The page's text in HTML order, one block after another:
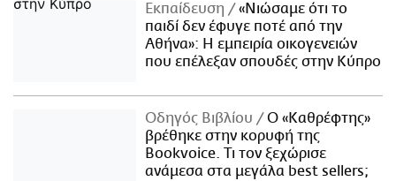
Εκπαίδευση
«Νιώσαμε ότι το
παιδί δεν έφυγε ποτέ από την
Αθήνα»: Η εμπειρία οικογενειών
που επέλεξαν σπουδές στην Κύπρο
Οδηγός Βιβλίου
Ο «Καθρέφτης»
βρέθηκε στην κορυφή της
Bookvoice. Τι τον ξεχώρισε
ανάμεσα στα μεγάλα best sellers;